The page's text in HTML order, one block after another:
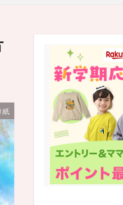
紙